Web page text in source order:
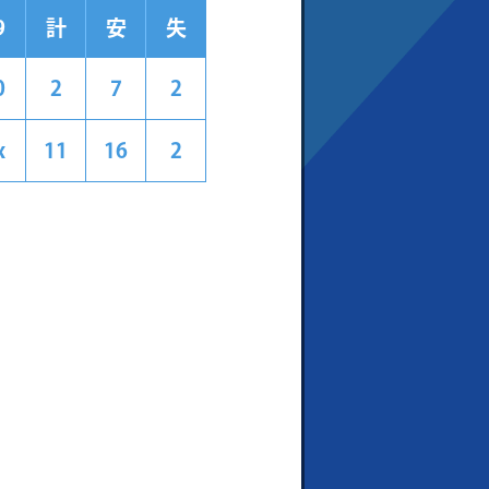
計 安 失
2 7 2
11 16 2